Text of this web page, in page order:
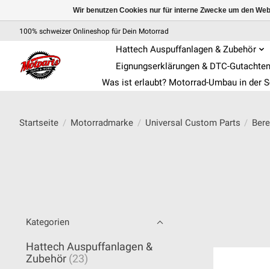
100% schweizer Onlineshop für Dein Motorrad
Hattech Auspuffanlagen & Zubehör
Eignungserklärungen & DTC-Gutachten
Was ist erlaubt? Motorrad-Umbau in der
Startseite / Motorradmarke / Universal Custom Parts /
Kategorien
Hattech Auspuffanlagen &
Zubehör (23)
Wir benutzen Cookies nur für interne Zwecke um den